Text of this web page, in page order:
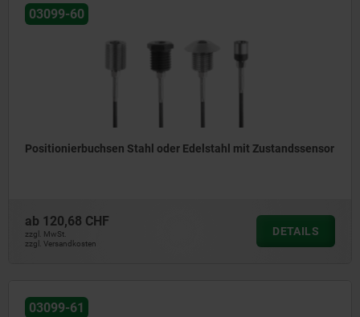
03099-60
Positionierbuchsen Stahl oder Edelstahl mit Zustandssensor
ab 120,68 CHF
zzgl. MwSt.
zzgl. Versandkosten
DETAILS
03099-61